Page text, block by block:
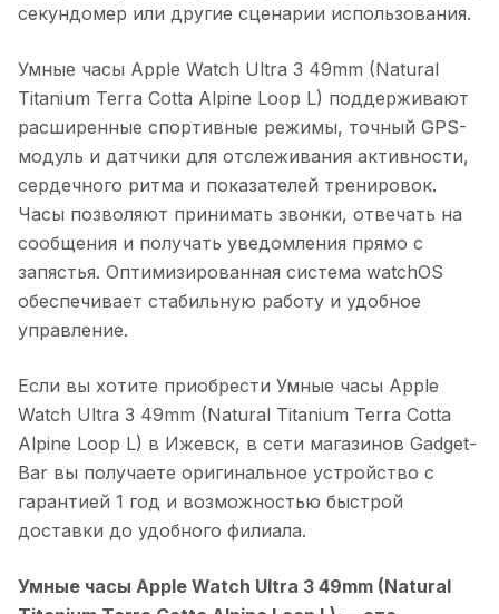
секундомер или другие сценарии использования.
Умные часы Apple Watch Ultra 3 49mm (Natural
Titanium Terra Cotta Alpine Loop L) поддерживают
расширенные спортивные режимы, точный GPS-
модуль и датчики для отслеживания активности,
сердечного ритма и показателей тренировок.
Часы позволяют принимать звонки, отвечать на
сообщения и получать уведомления прямо с
запястья. Оптимизированная система watchOS
обеспечивает стабильную работу и удобное
управление.
Если вы хотите приобрести Умные часы Apple
Watch Ultra 3 49mm (Natural Titanium Terra Cotta
Alpine Loop L) в Ижевск, в сети магазинов Gadget-
Bar вы получаете оригинальное устройство с
гарантией 1 год и возможностью быстрой
доставки до удобного филиала.
Умные часы Apple Watch Ultra 3 49mm (Natural